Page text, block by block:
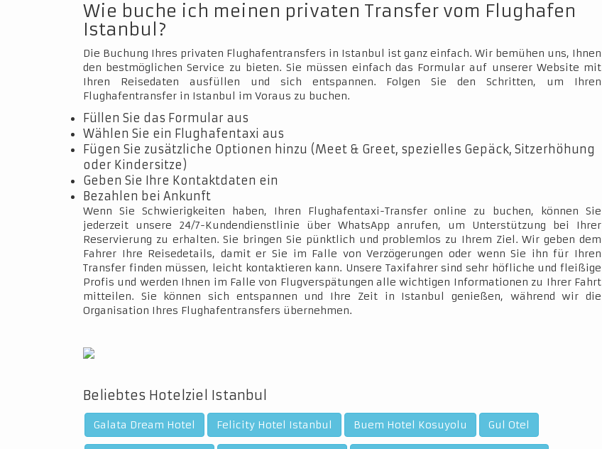
Wie buche ich meinen privaten Transfer vom Flughafen
Istanbul?
Die Buchung Ihres privaten Flughafentransfers in Istanbul ist ganz einfach. Wir bemühen uns, Ihnen
den bestmöglichen Service zu bieten. Sie müssen einfach das Formular auf unserer Website mit
Ihren Reisedaten ausfüllen und sich entspannen. Folgen Sie den Schritten, um Ihren
Flughafentransfer in Istanbul im Voraus zu buchen.
Füllen Sie das Formular aus
Wählen Sie ein Flughafentaxi aus
Fügen Sie zusätzliche Optionen hinzu (Meet & Greet, spezielles Gepäck, Sitzerhöhung
oder Kindersitze)
Geben Sie Ihre Kontaktdaten ein
Bezahlen bei Ankunft
Wenn Sie Schwierigkeiten haben, Ihren Flughafentaxi-Transfer online zu buchen, können Sie
jederzeit unsere 24/7-Kundendienstlinie über WhatsApp anrufen, um Unterstützung bei Ihrer
Reservierung zu erhalten. Sie bringen Sie pünktlich und problemlos zu Ihrem Ziel. Wir geben dem
Fahrer Ihre Reisedetails, damit er Sie im Falle von Verzögerungen oder wenn Sie ihn für Ihren
Transfer finden müssen, leicht kontaktieren kann. Unsere Taxifahrer sind sehr höfliche und fleißige
Profis und werden Ihnen im Falle von Flugverspätungen alle wichtigen Informationen zu Ihrer Fahrt
mitteilen. Sie können sich entspannen und Ihre Zeit in Istanbul genießen, während wir die
Organisation Ihres Flughafentransfers übernehmen.
Beliebtes Hotelziel Istanbul
Galata Dream Hotel Felicity Hotel Istanbul Buem Hotel Kosuyolu Gul Otel